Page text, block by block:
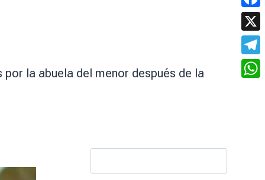
la abuela del menor después de la
X